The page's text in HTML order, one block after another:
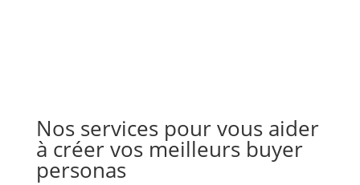
Nos services pour vous aider
à créer vos meilleurs buyer
personas